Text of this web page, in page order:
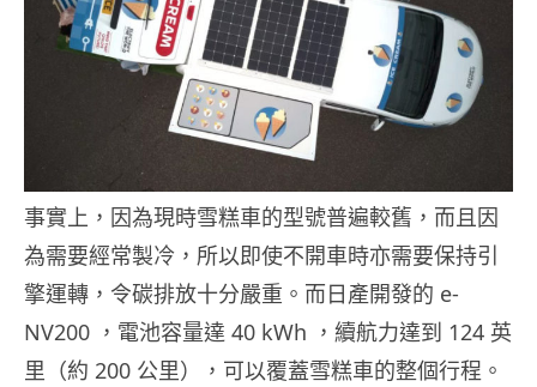
事實上，因為現時雪糕車的型號普遍較舊，而且因
為需要經常製冷，所以即使不開車時亦需要保持引
擎運轉，令碳排放十分嚴重。而日產開發的 e-
NV200 ，電池容量達 40 kWh ，續航力達到 124 英
里（約 200 公里），可以覆蓋雪糕車的整個行程。